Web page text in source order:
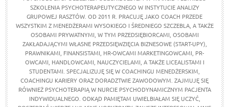
SZKOLENIA PSYCHOTERAPEUTYCZNEGO W INSTYTUCIE ANALIZY
GRUPOWEJ RASZTÓW. OD 2011 R. PRACUJĘ JAKO COACH PRZEDE
WSZYSTKIM Z MENEDŻERAMI WYSOKIEGO I ŚREDNIEGO SZCZEBLA, A TAKŻE
OSOBAMI PRYWATNYMI, W TYM PRZEDSIĘBIORCAMI, OSOBAMI
ZAKŁADAJĄCYMI WŁASNE PRZEDSIĘWZIĘCIA BIZNESOWE (START-UPY),
PRAWNIKAMI, FINANSISTAMI, HR-OWCAMI MARKETINGOWCAMI, PR-
OWCAMI, HANDLOWCAMI, NAUCZYCIELAMI, A TAKŻE LICEALISTAMI I
STUDENTAMI. SPECJALIZUJĘ SIĘ W COACHINGU MENEDŻERSKIM,
COACHINGU KARIERY ORAZ DORADZTWIE ZAWODOWYM. ZAJMUJĘ SIĘ
RÓWNIEŻ PSYCHOTERAPIĄ W NURCIE PSYCHODYNAMICZNYM PACJENTA
INDYWIDUALNEGO. ODKĄD PAMIĘTAM UWIELBIAŁAM SIĘ UCZYĆ,